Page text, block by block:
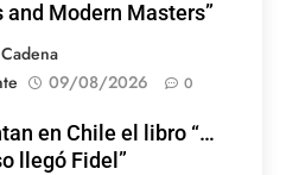
and Modern Masters”
09/08/2026 0
en Chile el libro “…
llegó Fidel”